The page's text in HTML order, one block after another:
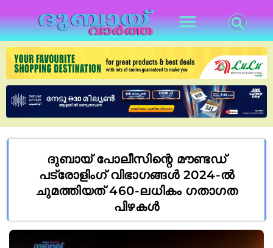
ദുബായ് പോലീസിന്റെ മൗണ്ടഡ്
പട്രോളിംഗ് വിഭാഗങ്ങൾ 2024-ൽ
ചുമത്തിയത് 460-ലധികം ഗതാഗത
പിഴകൾ